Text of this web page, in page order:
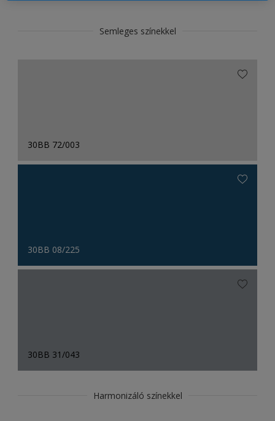
Semleges színekkel
30BB 72/003
30BB 08/225
30BB 31/043
Harmonizáló színekkel